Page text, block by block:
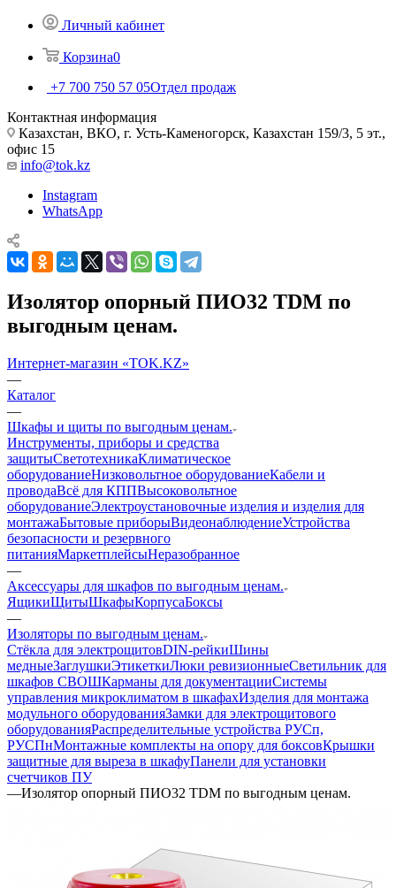
Личный кабинет
Корзина0
+7 700 750 57 05Отдел продаж
Контактная информация
Казахстан, ВКО, г. Усть-Каменогорск, Казахстан 159/3, 5 эт.,
офис 15
info@tok.kz
Instagram
WhatsApp
Изолятор опорный ПИО32 TDM по
выгодным ценам.
Интернет-магазин «TOK.KZ»
—
Каталог
—
Шкафы и щиты по выгодным ценам.
Инструменты, приборы и средства
защитыСветотехникаКлиматическое
оборудованиеНизковольтное оборудованиеКабели и
проводаВсё для КППВысоковольтное
оборудованиеЭлектроустановочные изделия и изделия для
монтажаБытовые приборыВидеонаблюдениеУстройства
безопасности и резервного
питанияМаркетплейсыНеразобранное
—
Аксессуары для шкафов по выгодным ценам.
ЯщикиЩитыШкафыКорпусаБоксы
—
Изоляторы по выгодным ценам.
Стёкла для электрощитовDIN-рейкиШины
медныеЗаглушкиЭтикеткиЛюки ревизионныеСветильник для
шкафов СВОШКарманы для документацииСистемы
управления микроклиматом в шкафахИзделия для монтажа
модульного оборудованияЗамки для электрощитового
оборудованияРаспределительные устройства РУСп,
РУСПнМонтажные комплекты на опору для боксовКрышки
защитные для выреза в шкафуПанели для установки
счетчиков ПУ
—Изолятор опорный ПИО32 TDM по выгодным ценам.